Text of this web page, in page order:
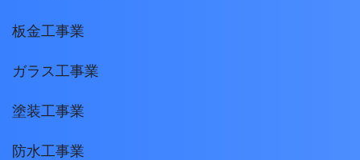
板金工事業
ガラス工事業
塗装工事業
防水工事業